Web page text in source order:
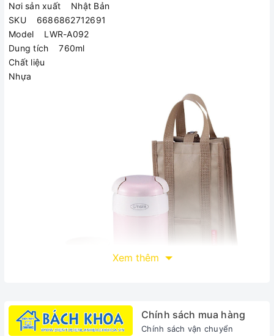
Nơi sản xuất Nhật Bản
SKU 6686862712691
Model LWR-A092
Dung tích 760ml
Chất liệu
Nhựa
Xem thêm
Chính sách mua hàng
Chính sách vận chuyển